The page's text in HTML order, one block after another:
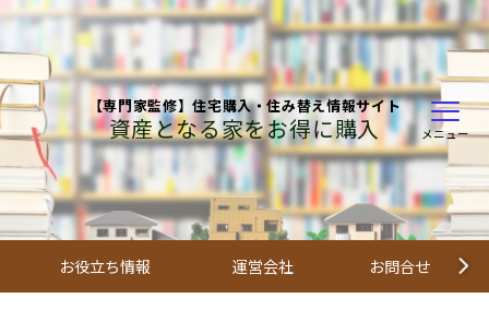
【専門家監修】住宅購入・住み替え情報サイト
資産となる家をお得に購入 メニュー
お役立ち情報 運営会社 お問合せ